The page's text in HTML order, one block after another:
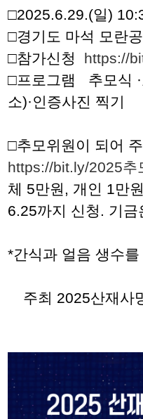
□2025.6.29.(일)
□경기도 마석 모란
□참가신청 https://
□프로그램 추모식
소)·인증사진 찍기
□추모위원이 되어
https://bit.ly/2025추
체 5만원, 개인 1만
6.25까지 신청. 기
*간식과 얼음 생수
주최 2025산재사